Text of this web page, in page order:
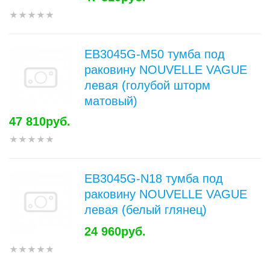
EB3045G-M50 тумба под
раковину NOUVELLE VAGUE
левая (голубой шторм
матовый)
47 810руб.
EB3045G-N18 тумба под
раковину NOUVELLE VAGUE
левая (белый глянец)
24 960руб.